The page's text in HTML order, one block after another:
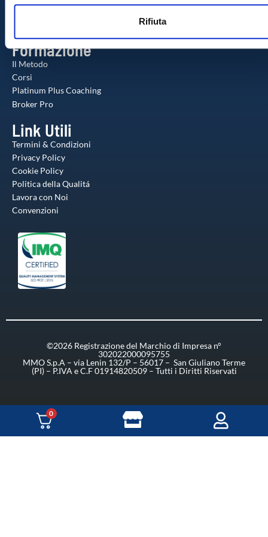
web, pubblicità e social media, i quali potrebbero combinarle
altre informazioni che ha fornito loro o che hanno raccolto
utilizzo dei loro servizi.
Rifiuta
Formazione
Il Metodo
Corsi
Platinum Plus Coaching
Broker Pro
Link Utili
Termini & Condizioni
Privacy Policy
Cookie Policy
Politica della Qualitá
Lavora con Noi
Convenzioni
©2026 Registrazione del Marchio di Impresa n°
302022000095755
MMO S.p.A – via Lenin 132/P – 56017 – San Giuliano Terme
(PI) – P.IVA e C.F 01914820509 – Tutti i Diritti Riservati
0